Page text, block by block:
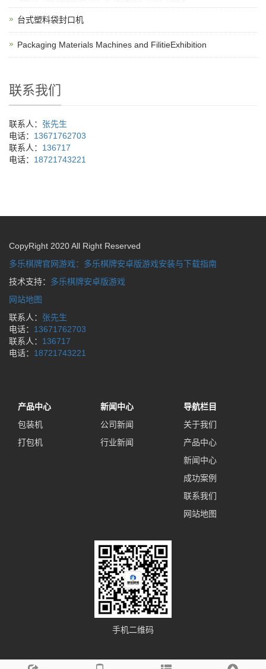
台式塑料袋封口机
Packaging Materials Machines and FilitieExhibition
联系我们
联系人： 张先生
电话： 13671762703
联系人： 136717
电话： 18721743221
CopyRight 2020 All Right Reserved
多乐棋牌官网游戏：多乐棋牌安卓版游戏安装与下载指南
技术支持： 多乐棋牌安卓版游戏
网站地图
联系人： 张先生
电话： 13671762703
联系人： 136717
电话： 18721743221
产品中心
包装机
打包机
新闻中心
公司新闻
行业新闻
导航栏目
关于我们
产品中心
新闻中心
成功案例
联系我们
网站地图
手机二维码